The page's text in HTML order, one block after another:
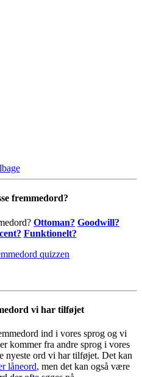
fremmedord?
Ottoman? Goodwill?
Funktionelt?
quizzen
vi har tilføjet
ind i vores sprog og vi
kommer fra andre sprog i vores
nyeste ord vi har tilføjet. Det kan
låneord, men det kan også være